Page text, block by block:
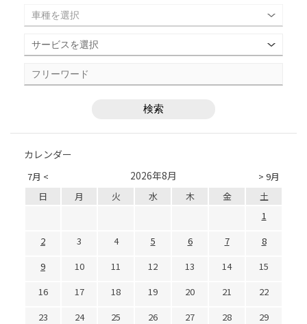
カレンダー
7月 < > 9月
2026年8月
日 月 火 水 木 金
土
1
2
3 4 5 6 7
8
9
10 11 12 13 14
15
16
17 18 19 20 21
22
23
24 25 26 27 28
29